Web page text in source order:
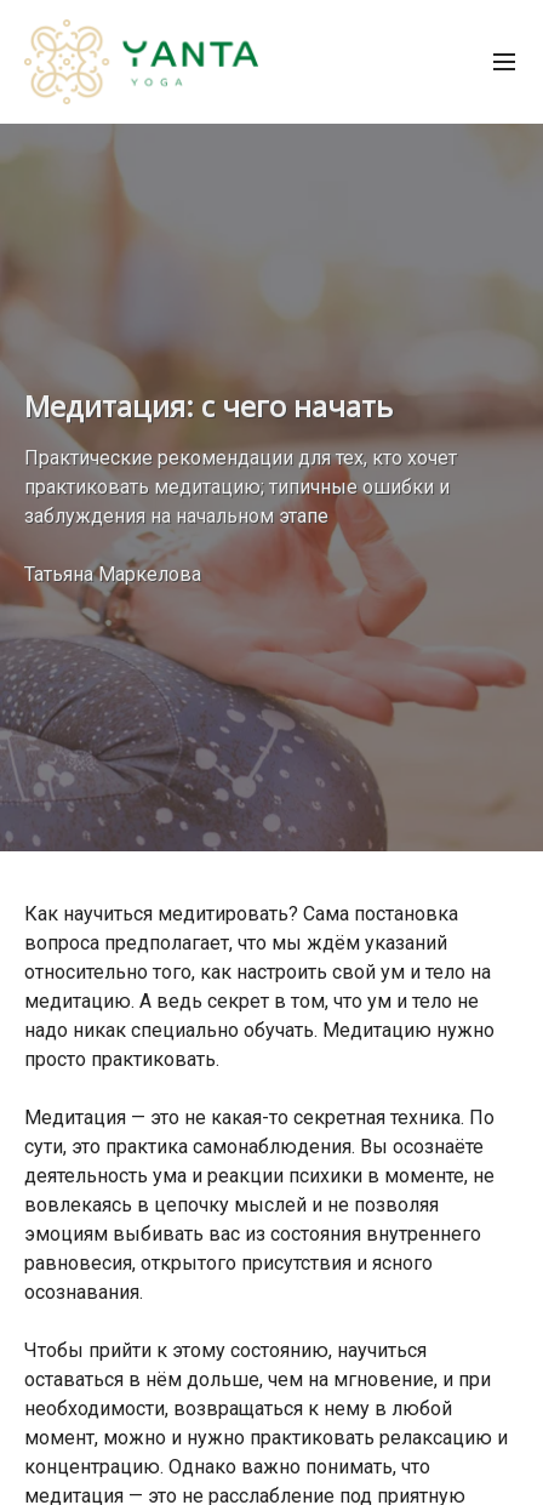
Медитация: с чего начать
Практические рекомендации для тех, кто хочет
практиковать медитацию; типичные ошибки и
заблуждения на начальном этапе
Татьяна Маркелова
Как научиться медитировать? Сама постановка
вопроса предполагает, что мы ждём указаний
относительно того, как настроить свой ум и тело на
медитацию. А ведь секрет в том, что ум и тело не
надо никак специально обучать. Медитацию нужно
просто практиковать.
Медитация — это не какая-то секретная техника. По
сути, это практика самонаблюдения. Вы осознаёте
деятельность ума и реакции психики в моменте, не
вовлекаясь в цепочку мыслей и не позволяя
эмоциям выбивать вас из состояния внутреннего
равновесия, открытого присутствия и ясного
осознавания.
Чтобы прийти к этому состоянию, научиться
оставаться в нём дольше, чем на мгновение, и при
необходимости, возвращаться к нему в любой
момент, можно и нужно практиковать релаксацию и
концентрацию. Однако важно понимать, что
медитация — это не расслабление под приятную